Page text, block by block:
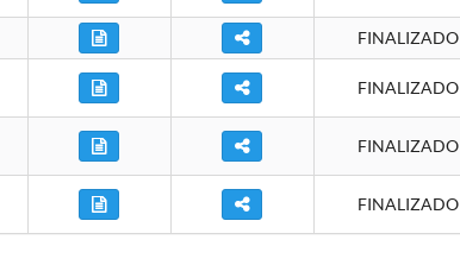
FINALIZADO
FINALIZADO
FINALIZADO
FINALIZADO